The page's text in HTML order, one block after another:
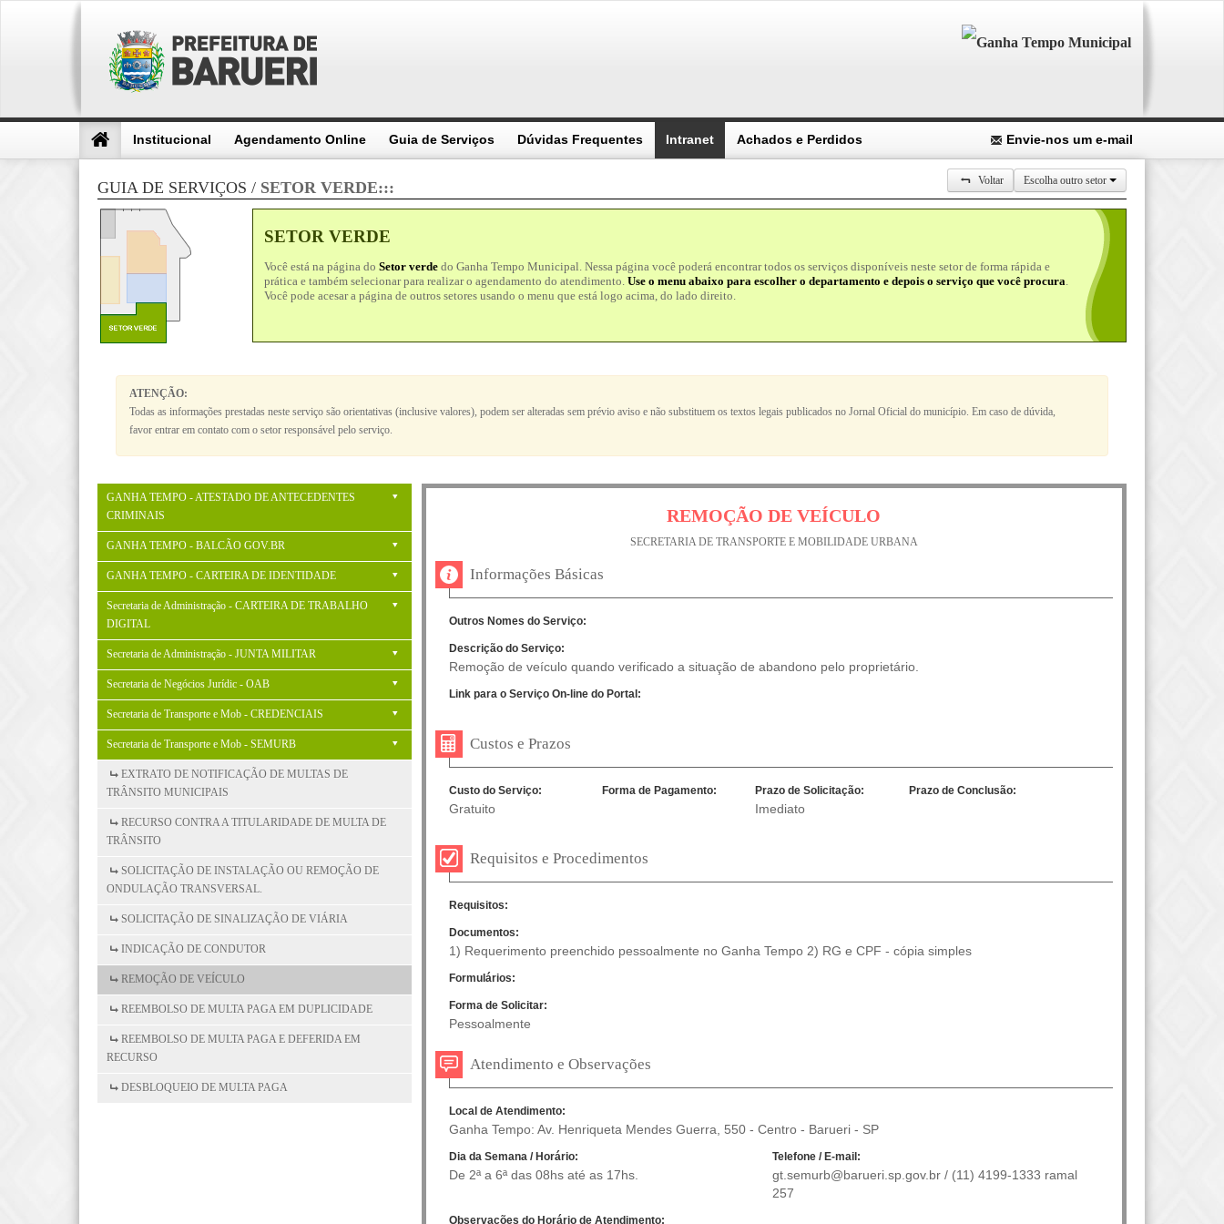
Institucional Agendamento Online Guia de Serviços Dúvidas Frequentes Intranet Achados e Perdidos Envie-nos um e-mail
Escolha outro setor
Voltar
GUIA DE SERVIÇOS / SETOR VERDE:::
SETOR VERDE
Você está na página do Setor verde do Ganha Tempo Municipal. Nessa página você poderá encontrar todos os serviços disponíveis neste setor de forma rápida e
prática e também selecionar para realizar o agendamento do atendimento. Use o menu abaixo para escolher o departamento e depois o serviço que você procura.
Você pode acesar a página de outros setores usando o menu que está logo acima, do lado direito.
ATENÇÃO:
Todas as informações prestadas neste serviço são orientativas (inclusive valores), podem ser alteradas sem prévio aviso e não substituem os textos legais publicados no Jornal Oficial do município. Em caso de dúvida,
favor entrar em contato com o setor responsável pelo serviço.
GANHA TEMPO - ATESTADO DE ANTECEDENTES
CRIMINAIS
GANHA TEMPO - BALCÃO GOV.BR
GANHA TEMPO - CARTEIRA DE IDENTIDADE
Secretaria de Administração - CARTEIRA DE TRABALHO
DIGITAL
Secretaria de Administração - JUNTA MILITAR
Secretaria de Negócios Jurídic - OAB
Secretaria de Transporte e Mob - CREDENCIAIS
Secretaria de Transporte e Mob - SEMURB
EXTRATO DE NOTIFICAÇÃO DE MULTAS DE
TRÂNSITO MUNICIPAIS
RECURSO CONTRA A TITULARIDADE DE MULTA DE
TRÂNSITO
SOLICITAÇÃO DE INSTALAÇÃO OU REMOÇÃO DE
ONDULAÇÃO TRANSVERSAL.
SOLICITAÇÃO DE SINALIZAÇÃO DE VIÁRIA
INDICAÇÃO DE CONDUTOR
REMOÇÃO DE VEÍCULO
REEMBOLSO DE MULTA PAGA EM DUPLICIDADE
REEMBOLSO DE MULTA PAGA E DEFERIDA EM
RECURSO
DESBLOQUEIO DE MULTA PAGA
REMOÇÃO DE VEÍCULO
SECRETARIA DE TRANSPORTE E MOBILIDADE URBANA
Informações Básicas
Outros Nomes do Serviço:
Descrição do Serviço:
Remoção de veículo quando verificado a situação de abandono pelo proprietário.
Link para o Serviço On-line do Portal:
Custos e Prazos
Custo do Serviço:
Gratuito
Forma de Pagamento: Prazo de Solicitação:
Imediato
Prazo de Conclusão:
Requisitos e Procedimentos
Requisitos:
Documentos:
1) Requerimento preenchido pessoalmente no Ganha Tempo 2) RG e CPF - cópia simples
Formulários:
Forma de Solicitar:
Pessoalmente
Atendimento e Observações
Local de Atendimento:
Ganha Tempo: Av. Henriqueta Mendes Guerra, 550 - Centro - Barueri - SP
Dia da Semana / Horário:
De 2ª a 6ª das 08hs até as 17hs.
Telefone / E-mail:
gt.semurb@barueri.sp.gov.br / (11) 4199-1333 ramal
257
Observações do Horário de Atendimento: